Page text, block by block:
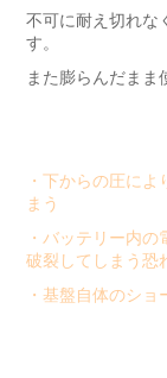
不可に耐え切れな
す。
また膨らんだまま
・下からの圧に
まう
・バッテリー内の
破裂してしまう恐
・基盤自体のシ